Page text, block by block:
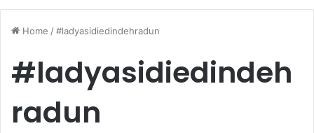
Home /#ladyasidiedindehradun
#ladyasidiedindeh
radun